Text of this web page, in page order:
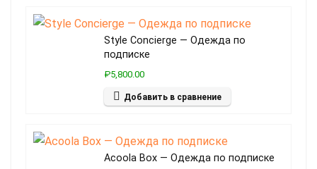
Style Concierge — Одежда по
подписке
₽5,800.00
Добавить в сравнение
Acoola Box — Одежда по подписке